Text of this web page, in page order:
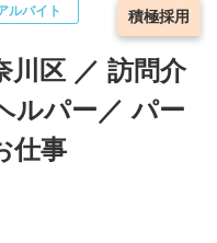
急募求人
積極採用
ルバイト
川区 ／ 訪問介
ルパー／ パー
仕事